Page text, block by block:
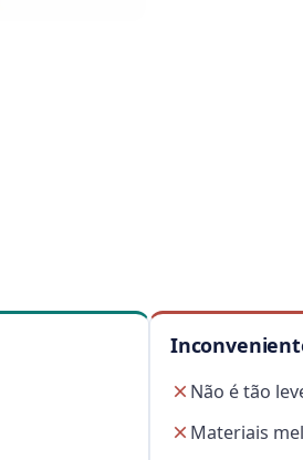
Não é tão
Materiais